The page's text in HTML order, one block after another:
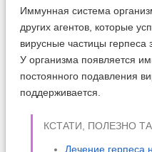
Иммунная система
других агентов, которые
вирусные частицы герпеса
У организма появляется
постоянного подавления
поддерживается.
КСТАТИ, ПОЛЕЗНО
Лечение герпеса